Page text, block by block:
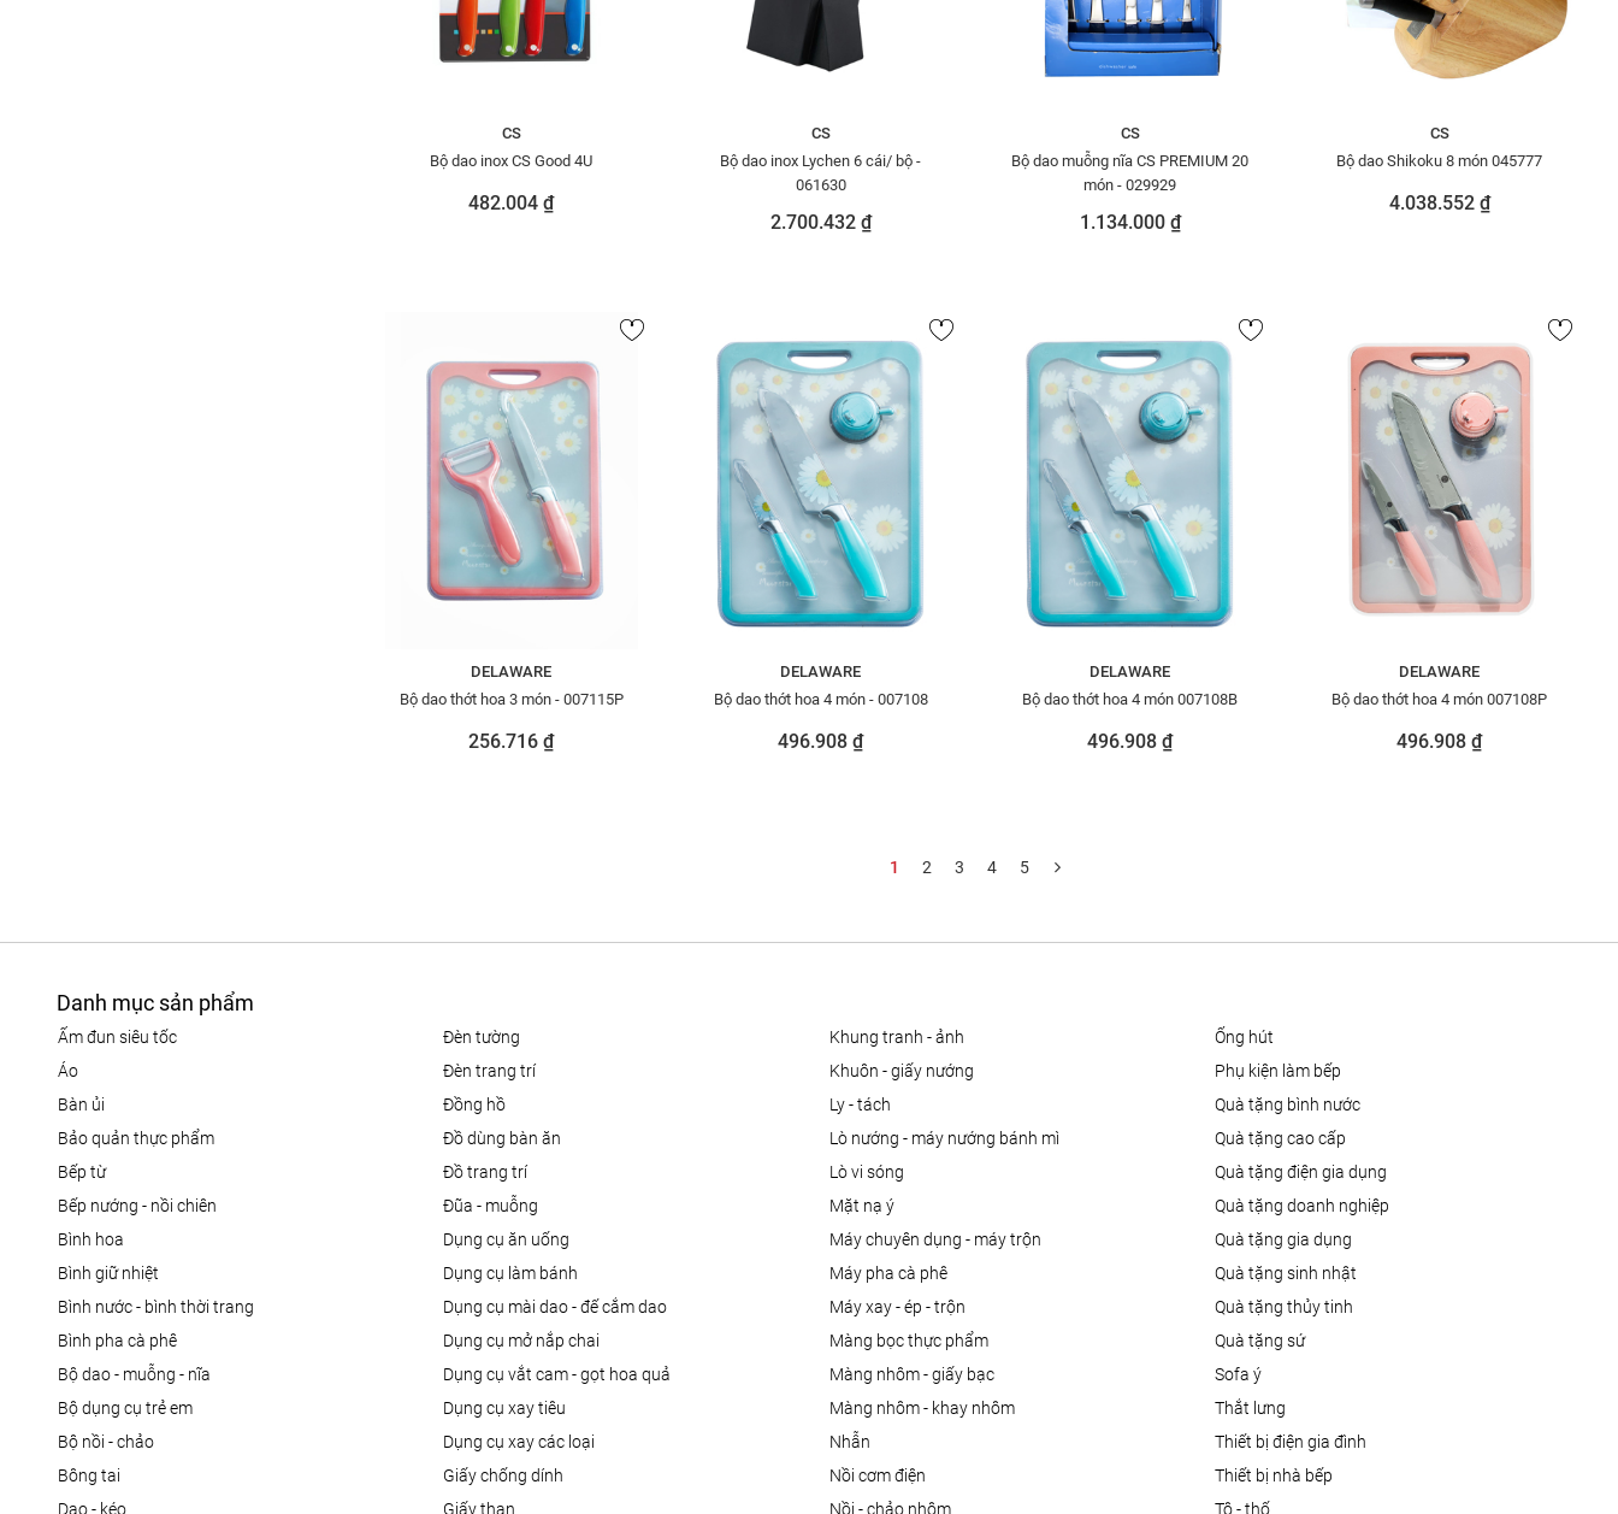
CS
Bộ dao inox CS Good 4U
482.004 ₫
CS
Bộ dao inox Lychen 6 cái/ bộ -
061630
2.700.432 ₫
CS
Bộ dao muỗng nĩa CS PREMIUM 20
món - 029929
1.134.000 ₫
CS
Bộ dao Shikoku 8 món 045777
4.038.552 ₫
DELAWARE
Bộ dao thớt hoa 3 món - 007115P
256.716 ₫
DELAWARE
Bộ dao thớt hoa 4 món - 007108
496.908 ₫
DELAWARE
Bộ dao thớt hoa 4 món 007108B
496.908 ₫
DELAWARE
Bộ dao thớt hoa 4 món 007108P
496.908 ₫
1 2 3 4 5
Danh mục sản phẩm
ấm đun siêu tốc
áo
bàn ủi
bảo quản thực phẩm
bếp từ
bếp nướng - nồi chiên
bình hoa
bình giữ nhiệt
bình nước - bình thời trang
bình pha cà phê
bộ dao - muỗng - nĩa
bộ dụng cụ trẻ em
bộ nồi - chảo
bông tai
dao - kéo
đèn tường
đèn trang trí
đồng hồ
đồ dùng bàn ăn
đồ trang trí
đũa - muỗng
dụng cụ ăn uống
dụng cụ làm bánh
dụng cụ mài dao - đế cắm dao
dụng cụ mở nắp chai
dụng cụ vắt cam - gọt hoa quả
dụng cụ xay tiêu
dụng cụ xay các loại
giấy chống dính
giấy than
khung tranh - ảnh
khuôn - giấy nướng
ly - tách
lò nướng - máy nướng bánh mì
lò vi sóng
mặt nạ ý
máy chuyên dụng - máy trộn
máy pha cà phê
máy xay - ép - trộn
màng bọc thực phẩm
màng nhôm - giấy bạc
màng nhôm - khay nhôm
nhẫn
nồi cơm điện
nồi - chảo nhôm
ống hút
phụ kiện làm bếp
quà tặng bình nước
quà tặng cao cấp
quà tặng điện gia dụng
quà tặng doanh nghiệp
quà tặng gia dụng
quà tặng sinh nhật
quà tặng thủy tinh
quà tặng sứ
sofa ý
thắt lưng
thiết bị điện gia đình
thiết bị nhà bếp
tô - thố